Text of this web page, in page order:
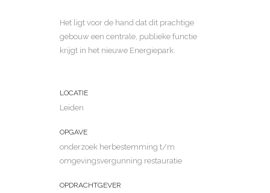
Het ligt voor de hand dat dit prachtige
gebouw een centrale, publieke functie
krijgt in het nieuwe Energiepark.
LOCATIE
Leiden
OPGAVE
onderzoek herbestemming t/m
omgevingsvergunning restauratie
OPDRACHTGEVER